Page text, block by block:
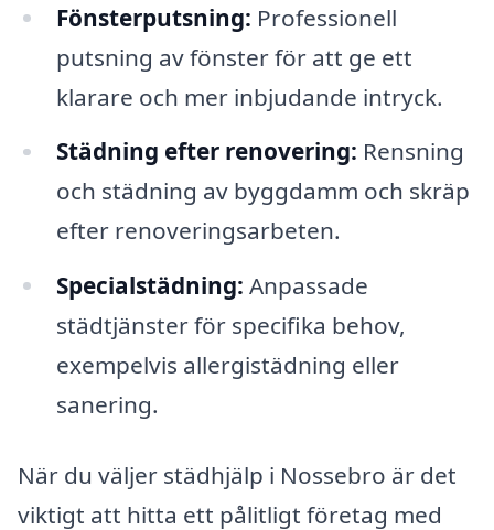
Fönsterputsning: Professionell
putsning av fönster för att ge ett
klarare och mer inbjudande intryck.
Städning efter renovering: Rensning
och städning av byggdamm och skräp
efter renoveringsarbeten.
Specialstädning: Anpassade
städtjänster för specifika behov,
exempelvis allergistädning eller
sanering.
När du väljer städhjälp i Nossebro är det
viktigt att hitta ett pålitligt företag med